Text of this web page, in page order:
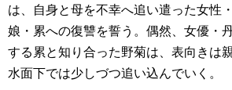
は、自身と母を不幸へ追い遣った女性
娘・累への復讐を誓う。偶然、女優・
する累と知り合った野菊は、表向きは
水面下では少しづつ追い込んでいく。